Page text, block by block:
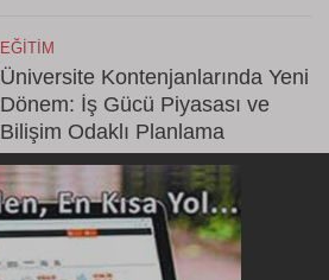
EĞITIM
Üniversite Kontenjanlarında Yeni
Dönem: İş Gücü Piyasası ve
Bilişim Odaklı Planlama